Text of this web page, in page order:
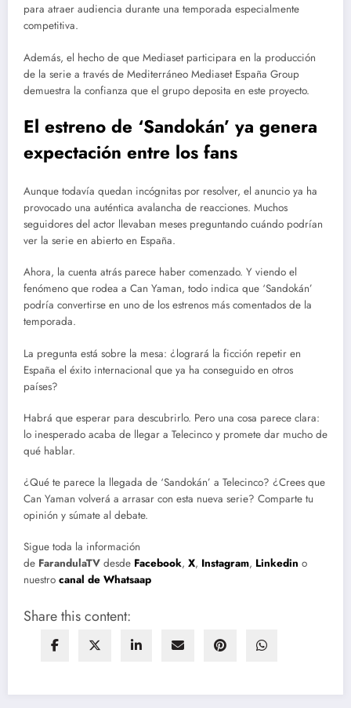
para atraer audiencia durante una temporada especialmente
competitiva.
Además, el hecho de que Mediaset participara en la producción
de la serie a través de Mediterráneo Mediaset España Group
demuestra la confianza que el grupo deposita en este proyecto.
El estreno de ‘Sandokán’ ya genera
expectación entre los fans
Aunque todavía quedan incógnitas por resolver, el anuncio ya ha
provocado una auténtica avalancha de reacciones. Muchos
seguidores del actor llevaban meses preguntando cuándo podrían
ver la serie en abierto en España.
Ahora, la cuenta atrás parece haber comenzado. Y viendo el
fenómeno que rodea a Can Yaman, todo indica que ‘Sandokán’
podría convertirse en uno de los estrenos más comentados de la
temporada.
La pregunta está sobre la mesa: ¿logrará la ficción repetir en
España el éxito internacional que ya ha conseguido en otros
países?
Habrá que esperar para descubrirlo. Pero una cosa parece clara:
lo inesperado acaba de llegar a Telecinco y promete dar mucho de
qué hablar.
¿Qué te parece la llegada de ‘Sandokán’ a Telecinco? ¿Crees que
Can Yaman volverá a arrasar con esta nueva serie? Comparte tu
opinión y súmate al debate.
Sigue toda la información
de FarandulaTV desde Facebook, X, Instagram, Linkedin o
nuestro canal de Whatsaap
Share this content: